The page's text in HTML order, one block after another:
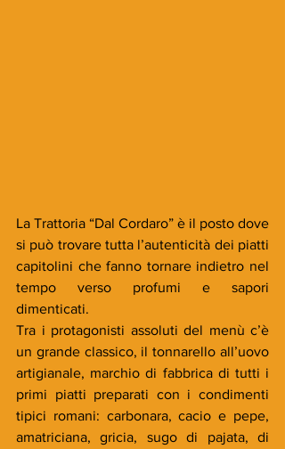
La Trattoria “Dal Cordaro” è il posto dove
si può trovare tutta l’autenticità dei piatti
capitolini che fanno tornare indietro nel
tempo verso profumi e sapori
dimenticati.
Tra i protagonisti assoluti del menù c’è
un grande classico, il tonnarello all’uovo
artigianale, marchio di fabbrica di tutti i
primi piatti preparati con i condimenti
tipici romani: carbonara, cacio e pepe,
amatriciana, gricia, sugo di pajata, di